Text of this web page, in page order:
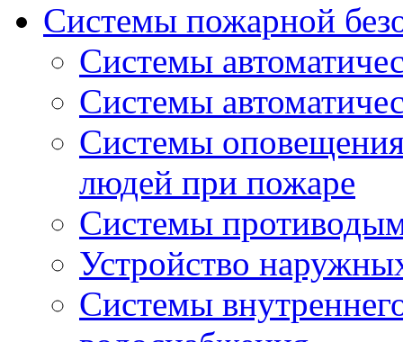
Системы пожарной
Системы
Системы
Системы
людей при пожаре
Системы
Устройство
Системы